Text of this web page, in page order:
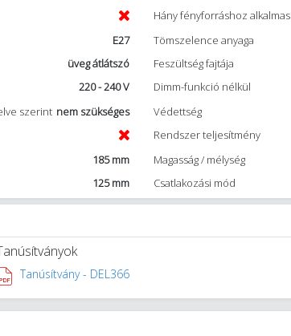
Hány fényforráshoz alkalmas
E27 Tömszelence anyaga
üveg átlátszó Feszültség fajtája
220 - 240 V
Dimm-funkció nélkül
szerint nem szükséges Védettség
Rendszer teljesítmény
185 mm Magasság / mélység
125 mm Csatlakozási mód
Tanúsítvány - DEL366